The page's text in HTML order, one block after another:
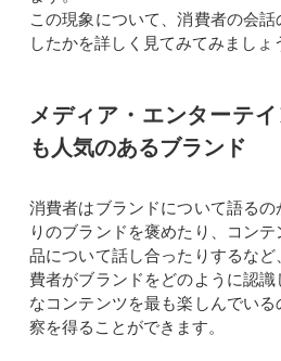
この現象について、消費者の会
したかを詳しく見てみてみましょ
メディア・エンターテ
も人気のあるブランド
消費者はブランドについて語る
りのブランドを褒めたり、コン
品について話し合ったりするな
費者がブランドをどのように認識
なコンテンツを最も楽しんでい
察を得ることができます。